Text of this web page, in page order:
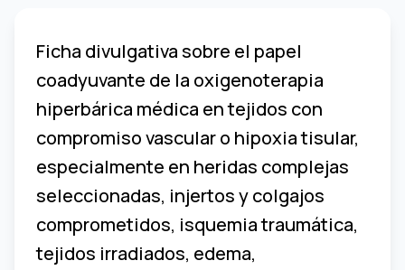
Ficha divulgativa sobre el papel
coadyuvante de la oxigenoterapia
hiperbárica médica en tejidos con
compromiso vascular o hipoxia tisular,
especialmente en heridas complejas
seleccionadas, injertos y colgajos
comprometidos, isquemia traumática,
tejidos irradiados, edema,